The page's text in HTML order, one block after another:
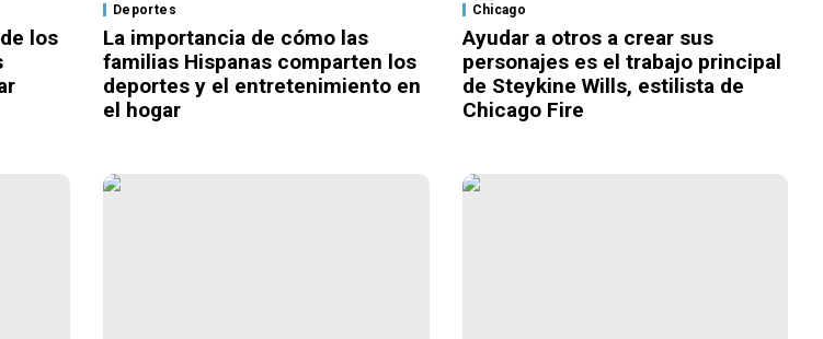
los
Deportes
La importancia de cómo las
familias Hispanas comparten los
deportes y el entretenimiento en
el hogar
Chicago
Ayudar a otros a crear sus
personajes es el trabajo principal
de Steykine Wills, estilista de
Chicago Fire